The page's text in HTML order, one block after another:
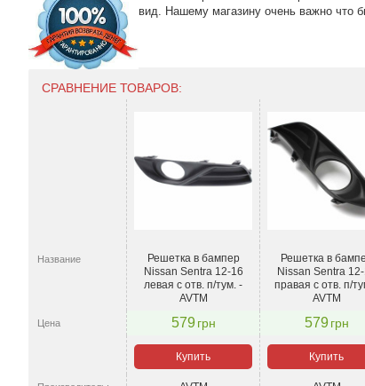
вид. Нашему магазину очень важно что
СРАВНЕНИЕ ТОВАРОВ:
Название
Решетка в бампер
Nissan Sentra 12-16
левая с отв. п/тум. -
AVTM
Решетка в
Nissan Sentra
правая с отв. п/
AVTM
Цена 579 грн 579 грн
Купить Купить